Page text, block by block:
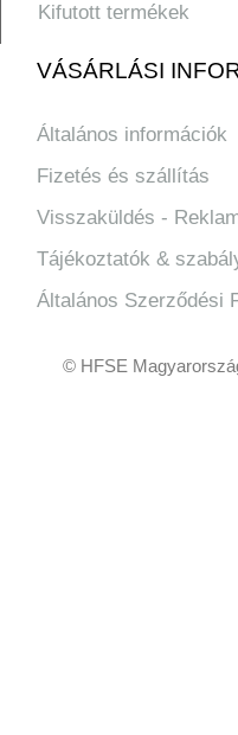
Kifutott termékek
VÁSÁRLÁSI
Általános információk
Fizetés és szállítás
Visszaküldés -
Tájékoztatók &
Általános Szerződési
© HFSE